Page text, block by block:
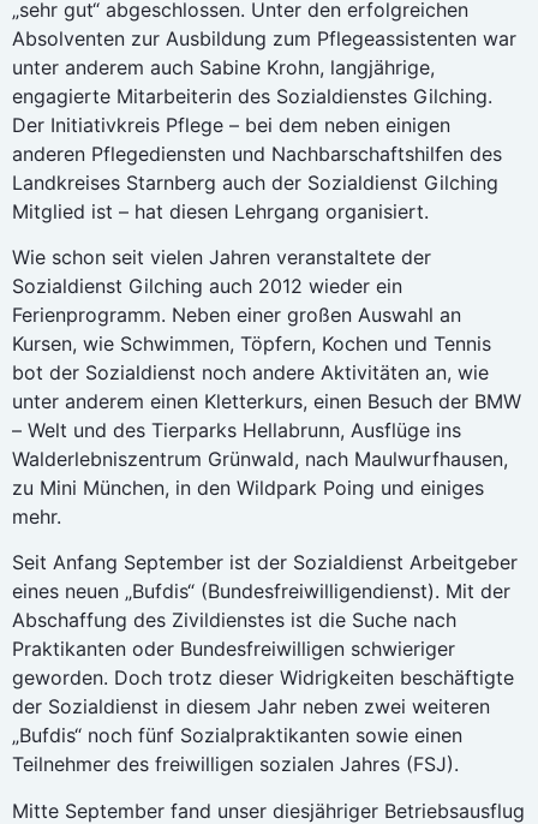
„sehr gut“ abgeschlossen. Unter den erfolgreichen
Absolventen zur Ausbildung zum Pflegeassistenten war
unter anderem auch Sabine Krohn, langjährige,
engagierte Mitarbeiterin des Sozialdienstes Gilching.
Der Initiativkreis Pflege – bei dem neben einigen
anderen Pflegediensten und Nachbarschaftshilfen des
Landkreises Starnberg auch der Sozialdienst Gilching
Mitglied ist – hat diesen Lehrgang organisiert.
Wie schon seit vielen Jahren veranstaltete der
Sozialdienst Gilching auch 2012 wieder ein
Ferienprogramm. Neben einer großen Auswahl an
Kursen, wie Schwimmen, Töpfern, Kochen und Tennis
bot der Sozialdienst noch andere Aktivitäten an, wie
unter anderem einen Kletterkurs, einen Besuch der BMW
– Welt und des Tierparks Hellabrunn, Ausflüge ins
Walderlebniszentrum Grünwald, nach Maulwurfhausen,
zu Mini München, in den Wildpark Poing und einiges
mehr.
Seit Anfang September ist der Sozialdienst Arbeitgeber
eines neuen „Bufdis“ (Bundesfreiwilligendienst). Mit der
Abschaffung des Zivildienstes ist die Suche nach
Praktikanten oder Bundesfreiwilligen schwieriger
geworden. Doch trotz dieser Widrigkeiten beschäftigte
der Sozialdienst in diesem Jahr neben zwei weiteren
„Bufdis“ noch fünf Sozialpraktikanten sowie einen
Teilnehmer des freiwilligen sozialen Jahres (FSJ).
Mitte September fand unser diesjähriger Betriebsausflug